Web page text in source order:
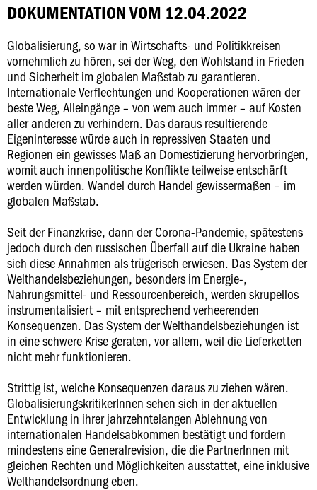
DOKUMENTATION VOM 12.04.2022
Globalisierung, so war in Wirtschafts- und Politikkreisen
vornehmlich zu hören, sei der Weg, den Wohlstand in Frieden
und Sicherheit im globalen Maßstab zu garantieren.
Internationale Verflechtungen und Kooperationen wären der
beste Weg, Alleingänge – von wem auch immer – auf Kosten
aller anderen zu verhindern. Das daraus resultierende
Eigeninteresse würde auch in repressiven Staaten und
Regionen ein gewisses Maß an Domestizierung hervorbringen,
womit auch innenpolitische Konflikte teilweise entschärft
werden würden. Wandel durch Handel gewissermaßen – im
globalen Maßstab.
Seit der Finanzkrise, dann der Corona-Pandemie, spätestens
jedoch durch den russischen Überfall auf die Ukraine haben
sich diese Annahmen als trügerisch erwiesen. Das System der
Welthandelsbeziehungen, besonders im Energie-,
Nahrungsmittel- und Ressourcenbereich, werden skrupellos
instrumentalisiert – mit entsprechend verheerenden
Konsequenzen. Das System der Welthandelsbeziehungen ist
in eine schwere Krise geraten, vor allem, weil die Lieferketten
nicht mehr funktionieren.
Strittig ist, welche Konsequenzen daraus zu ziehen wären.
GlobalisierungskritikerInnen sehen sich in der aktuellen
Entwicklung in ihrer jahrzehntelangen Ablehnung von
internationalen Handelsabkommen bestätigt und fordern
mindestens eine Generalrevision, die die PartnerInnen mit
gleichen Rechten und Möglichkeiten ausstattet, eine inklusive
Welthandelsordnung eben.